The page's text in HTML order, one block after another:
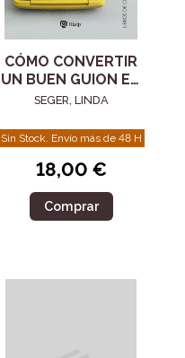
CÓMO CONVERTIR
UN BUEN GUION EN
UN GUION
SEGER, LINDA
Sin Stock. Envío más de 48 H
18,00 €
Comprar